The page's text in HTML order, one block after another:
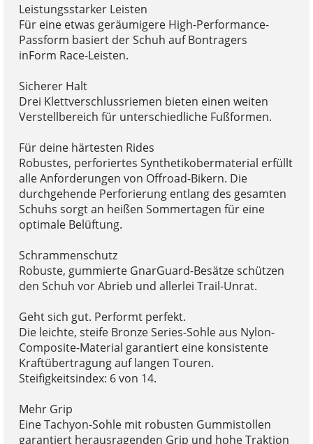
Leistungsstarker Leisten
Für eine etwas geräumigere High-Performance-
Passform basiert der Schuh auf Bontragers
inForm Race-Leisten.
Sicherer Halt
Drei Klettverschlussriemen bieten einen weiten
Verstellbereich für unterschiedliche Fußformen.
Für deine härtesten Rides
Robustes, perforiertes Synthetikobermaterial erfüllt
alle Anforderungen von Offroad-Bikern. Die
durchgehende Perforierung entlang des gesamten
Schuhs sorgt an heißen Sommertagen für eine
optimale Belüftung.
Schrammenschutz
Robuste, gummierte GnarGuard-Besätze schützen
den Schuh vor Abrieb und allerlei Trail-Unrat.
Geht sich gut. Performt perfekt.
Die leichte, steife Bronze Series-Sohle aus Nylon-
Composite-Material garantiert eine konsistente
Kraftübertragung auf langen Touren.
Steifigkeitsindex: 6 von 14.
Mehr Grip
Eine Tachyon-Sohle mit robusten Gummistollen
garantiert herausragenden Grip und hohe Traktion